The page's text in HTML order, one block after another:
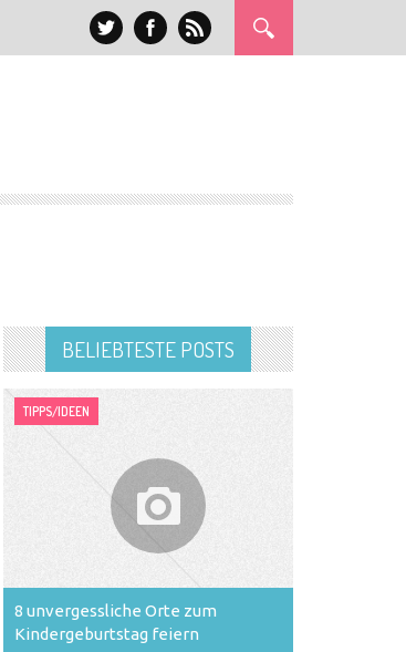
BELIEBTESTE POSTS
TIPPS/IDEEN
8 unvergessliche Orte zum
Kindergeburtstag feiern